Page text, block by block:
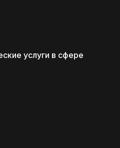
услуги в сфере